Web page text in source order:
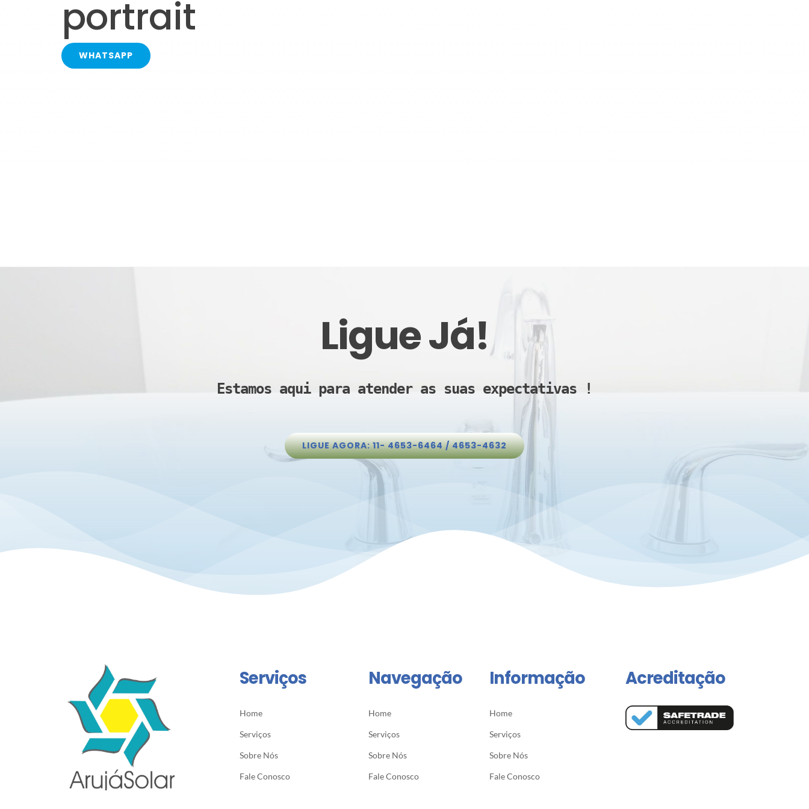
portrait
WHATSAPP
Ligue Já!
Estamos aqui para atender as suas expectativas !
LIGUE AGORA: 11- 4653-6464 / 4653-4632
Serviços
Home
Serviços
Sobre Nós
Fale Conosco
Navegação
Home
Serviços
Sobre Nós
Fale Conosco
Informação
Home
Serviços
Sobre Nós
Fale Conosco
Acreditação